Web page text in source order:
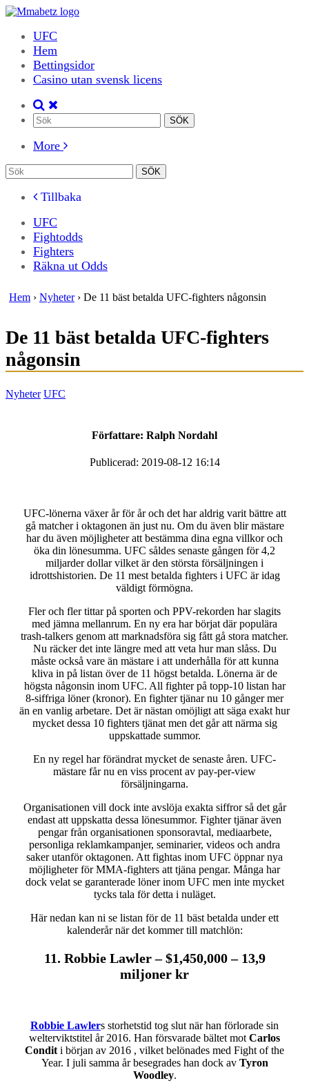
UFC
Hem
Bettingsidor
Casino utan svensk licens
More
Tillbaka
UFC
Fightodds
Fighters
Räkna ut Odds
Hem › Nyheter› De 11 bäst betalda UFC-fighters någonsin
De 11 bäst betalda UFC-fighters
någonsin
Nyheter UFC
Författare: Ralph Nordahl
Publicerad: 2019-08-12 16:14
UFC-lönerna växer år för år och det har aldrig varit bättre att
gå matcher i oktagonen än just nu. Om du även blir mästare
har du även möjligheter att bestämma dina egna villkor och
öka din lönesumma. UFC såldes senaste gången för 4,2
miljarder dollar vilket är den största försäljningen i
idrottshistorien. De 11 mest betalda fighters i UFC är idag
väldigt förmögna.
Fler och fler tittar på sporten och PPV-rekorden har slagits
med jämna mellanrum. En ny era har börjat där populära
trash-talkers genom att marknadsföra sig fått gå stora matcher.
Nu räcker det inte längre med att veta hur man slåss. Du
måste också vare än mästare i att underhålla för att kunna
kliva in på listan över de 11 högst betalda. Lönerna är de
högsta någonsin inom UFC. All fighter på topp-10 listan har
8-siffriga löner (kronor). En fighter tjänar nu 10 gånger mer
än en vanlig arbetare. Det är nästan omöjligt att säga exakt hur
mycket dessa 10 fighters tjänat men det går att närma sig
uppskattade summor.
En ny regel har förändrat mycket de senaste åren. UFC-
mästare får nu en viss procent av pay-per-view
försäljningarna.
Organisationen vill dock inte avslöja exakta siffror så det går
endast att uppskatta dessa lönesummor. Fighter tjänar även
pengar från organisationen sponsoravtal, mediaarbete,
personliga reklamkampanjer, seminarier, videos och andra
saker utanför oktagonen. Att fightas inom UFC öppnar nya
möjligheter för MMA-fighters att tjäna pengar. Många har
dock velat se garanterade löner inom UFC men inte mycket
tycks tala för detta i nuläget.
Här nedan kan ni se listan för de 11 bäst betalda under ett
kalenderår när det kommer till matchlön:
11. Robbie Lawler – $1,450,000 – 13,9
miljoner kr
Robbie Lawlers storhetstid tog slut när han förlorade sin
welterviktstitel år 2016. Han försvarade bältet mot Carlos
Condit i början av 2016 , vilket belönades med Fight of the
Year. I juli samma år besegrades han dock avTyron
Woodley.